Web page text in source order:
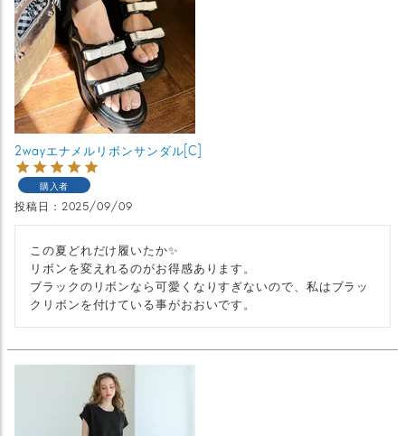
2wayエナメルリボンサンダル[C]
購入者
投稿日 2025/09/09
この夏どれだけ履いたか✨
リボンを変えれるのがお得感あります。
ブラックのリボンなら可愛くなりすぎないので、私はブラッ
クリボンを付けている事がおおいです。